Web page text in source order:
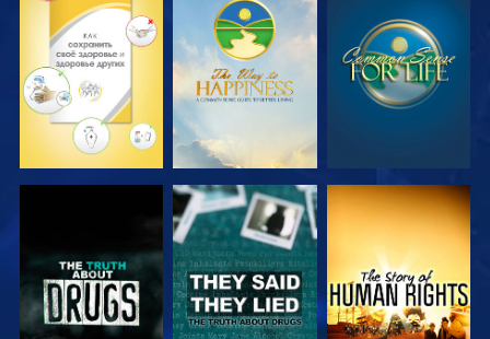
СМОТРЕТЬ СМОТРЕТЬ СМОТРЕТЬ
СМОТРЕТЬ СМОТРЕТЬ